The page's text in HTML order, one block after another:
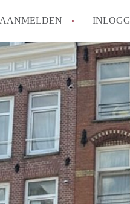
AANMELDEN